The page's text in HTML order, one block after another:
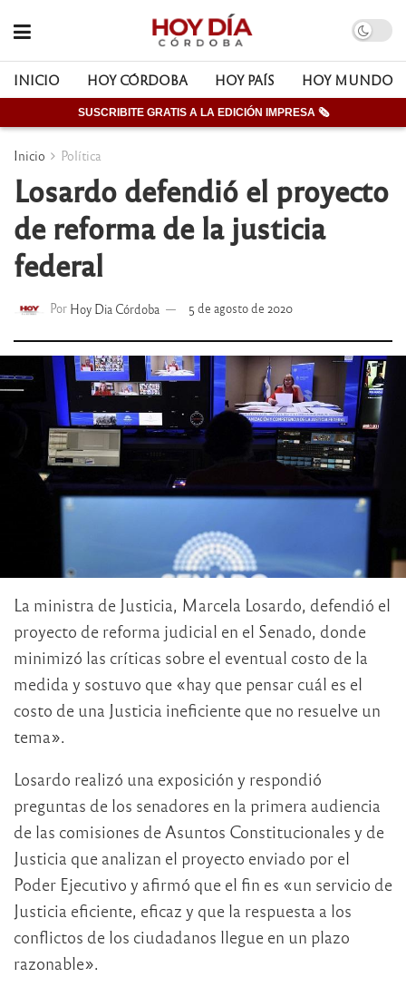
INICIO HOY CÓRDOBA HOY PAÍS HOY MUNDO
SUSCRIBITE GRATIS A LA EDICIÓN IMPRESA 🗞
Inicio Política
Losardo defendió el proyecto
de reforma de la justicia
federal
Por Hoy Dia Córdoba 5 de agosto de 2020
La ministra de Justicia, Marcela Losardo, defendió el
proyecto de reforma judicial en el Senado, donde
minimizó las críticas sobre el eventual costo de la
medida y sostuvo que «hay que pensar cuál es el
costo de una Justicia ineficiente que no resuelve un
tema».
Losardo realizó una exposición y respondió
preguntas de los senadores en la primera audiencia
de las comisiones de Asuntos Constitucionales y de
Justicia que analizan el proyecto enviado por el
Poder Ejecutivo y afirmó que el fin es «un servicio de
Justicia eficiente, eficaz y que la respuesta a los
conflictos de los ciudadanos llegue en un plazo
razonable».